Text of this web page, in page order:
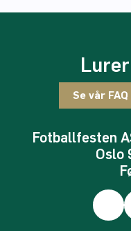
Fotballfesten
Oslo
Se vår FAQ